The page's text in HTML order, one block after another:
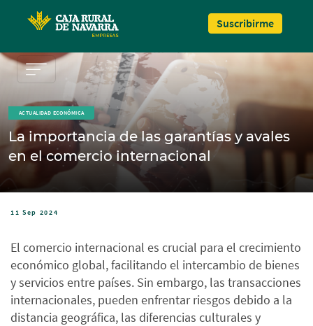
Suscribirme
ACTUALIDAD ECONÓMICA
La importancia de las garantías y avales
en el comercio internacional
11 Sep 2024
El comercio internacional es crucial para el crecimiento
económico global, facilitando el intercambio de bienes
y servicios entre países. Sin embargo, las transacciones
internacionales, pueden enfrentar riesgos debido a la
distancia geográfica, las diferencias culturales y